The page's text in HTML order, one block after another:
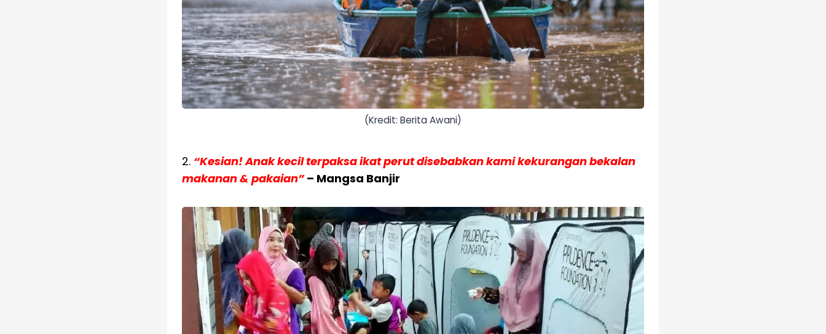
(Kredit: Berita Awani)
2. “Kesian! Anak kecil terpaksa ikat perut disebabkan kami kekurangan bekalan
makanan & pakaian” – Mangsa Banjir